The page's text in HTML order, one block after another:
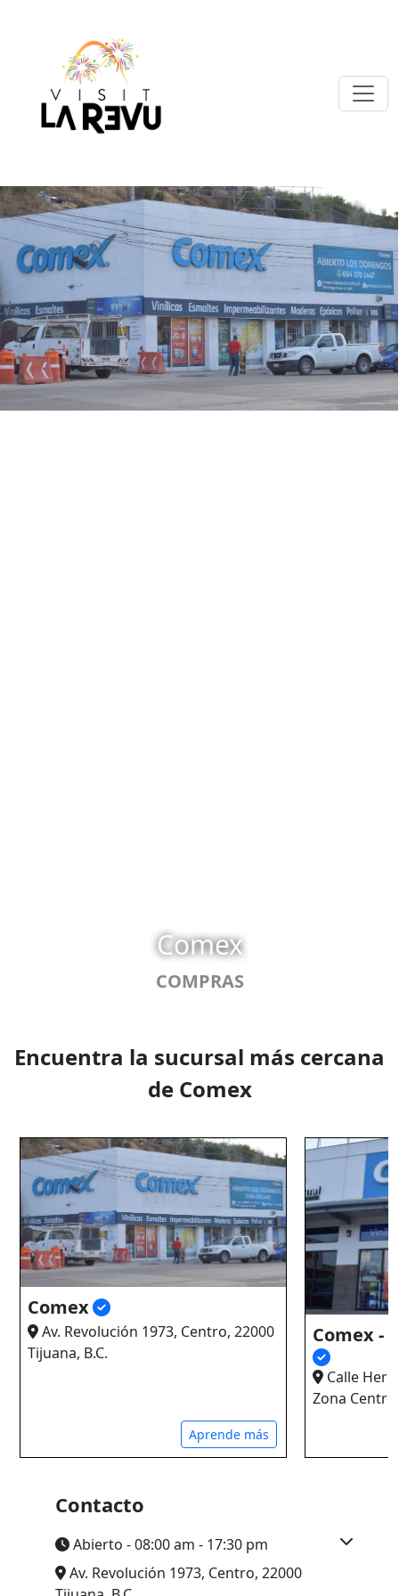
Comex
COMPRAS
Encuentra la sucursal más cercana
de Comex
Comex
Av. Revolución 1973, Centro, 22000
Tijuana, B.C.
Aprende más
Comex -
Calle
Zona
Contacto
Abierto - 08:00 am - 17:30 pm
Av. Revolución 1973, Centro, 22000